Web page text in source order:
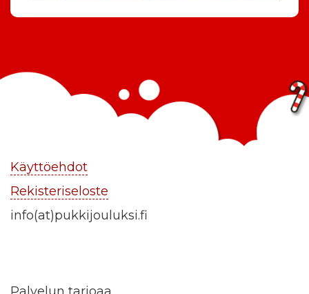
Käyttöehdot
Rekisteriseloste
info(at)pukkijouluksi.fi